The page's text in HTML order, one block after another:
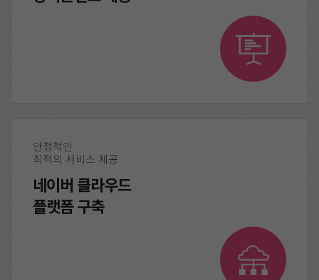
안정적인
최적의 서비스 제공
네이버 클라우드
플랫폼 구축